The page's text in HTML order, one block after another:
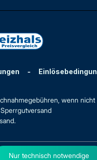
-
wenn
Nur technisch notwendige